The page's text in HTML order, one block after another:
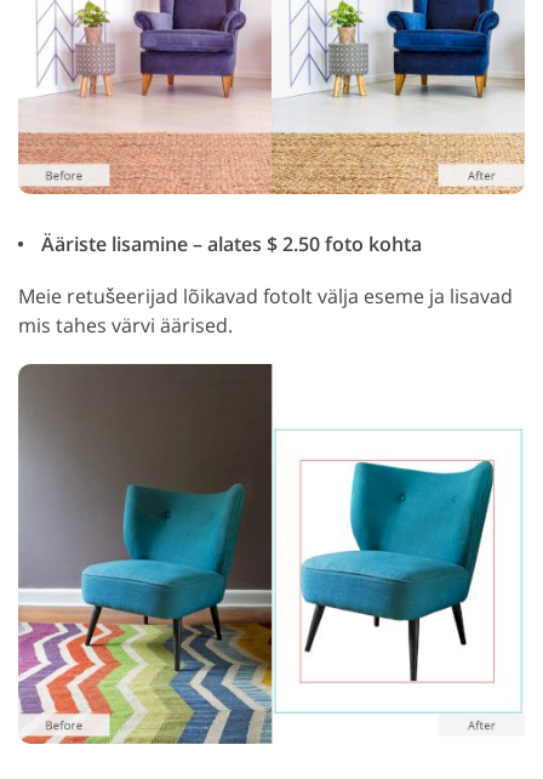
Ääriste lisamine – alates $ 2.50 foto kohta
Meie retušeerijad lõikavad fotolt välja eseme ja lisavad
mis tahes värvi äärised.